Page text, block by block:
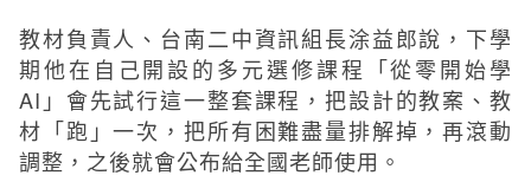
教材負責人、台南二中資訊組長涂益郎說，下學
期他在自己開設的多元選修課程「從零開始學
AI」會先試行這一整套課程，把設計的教案、教
材「跑」一次，把所有困難盡量排解掉，再滾動
調整，之後就會公布給全國老師使用。